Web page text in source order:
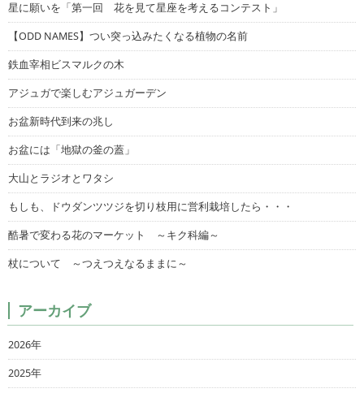
星に願いを「第一回 花を見て星座を考えるコンテスト」
【ODD NAMES】つい突っ込みたくなる植物の名前
鉄血宰相ビスマルクの木
アジュガで楽しむアジュガーデン
お盆新時代到来の兆し
お盆には「地獄の釜の蓋」
大山とラジオとワタシ
もしも、ドウダンツツジを切り枝用に営利栽培したら・・・
酷暑で変わる花のマーケット ～キク科編～
杖について ～つえつえなるままに～
アーカイブ
2026年
2025年